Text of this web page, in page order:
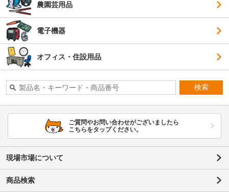
農園芸用品
電子機器
オフィス・住設用品
検索
ご質問やお問い合わせがございましたら
こちらをタップください。
現場市場について
商品検索